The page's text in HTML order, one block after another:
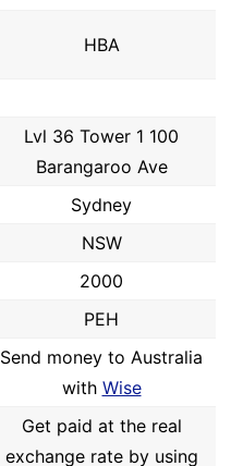
HBA
Lvl 36 Tower 1 100
Barangaroo Ave
Sydney
NSW
2000
PEH
Send money to Australia
with Wise
Get paid at the real
exchange rate by using